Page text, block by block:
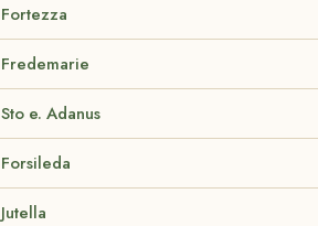
Fortezza
Fredemarie
Sto e. Adanus
Forsileda
Jutella